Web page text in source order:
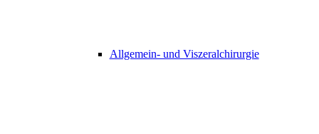
Allgemein- und Viszeralchirurgie